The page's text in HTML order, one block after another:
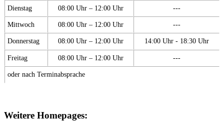
Dienstag 08:00 Uhr – 12:00 Uhr ---
Mittwoch 08:00 Uhr – 12:00 Uhr ---
Donnerstag 08:00 Uhr – 12:00 Uhr 14:00 Uhr - 18:30 Uhr
Freitag 08:00 Uhr – 12:00 Uhr ---
oder nach Terminabsprache
Weitere Homepages: